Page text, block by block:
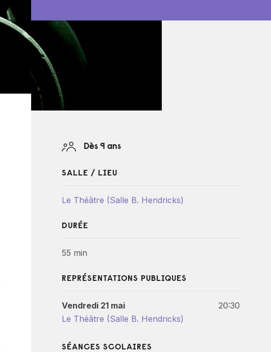
Dès 9 ans
SALLE / LIEU
Le Théâtre (Salle B. Hendricks)
DURÉE
55 min
REPRÉSENTATIONS PUBLIQUES
Vendredi 21 mai
Le Théâtre (Salle B. Hendricks)
20:30
SÉANCES SCOLAIRES